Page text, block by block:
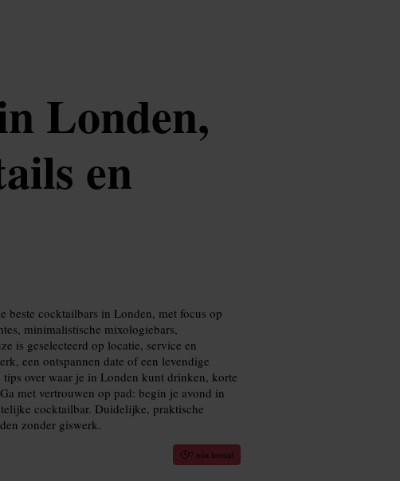
Londen,
en
beste cocktailbars in Londen, met focus op
minimalistische mixologiebars,
is geselecteerd op locatie, service en
een ontspannen date of een levendige
over waar je in Londen kunt drinken, korte
met vertrouwen op pad: begin je avond in
cocktailbar. Duidelijke, praktische
zonder giswerk.
7 min leestijd